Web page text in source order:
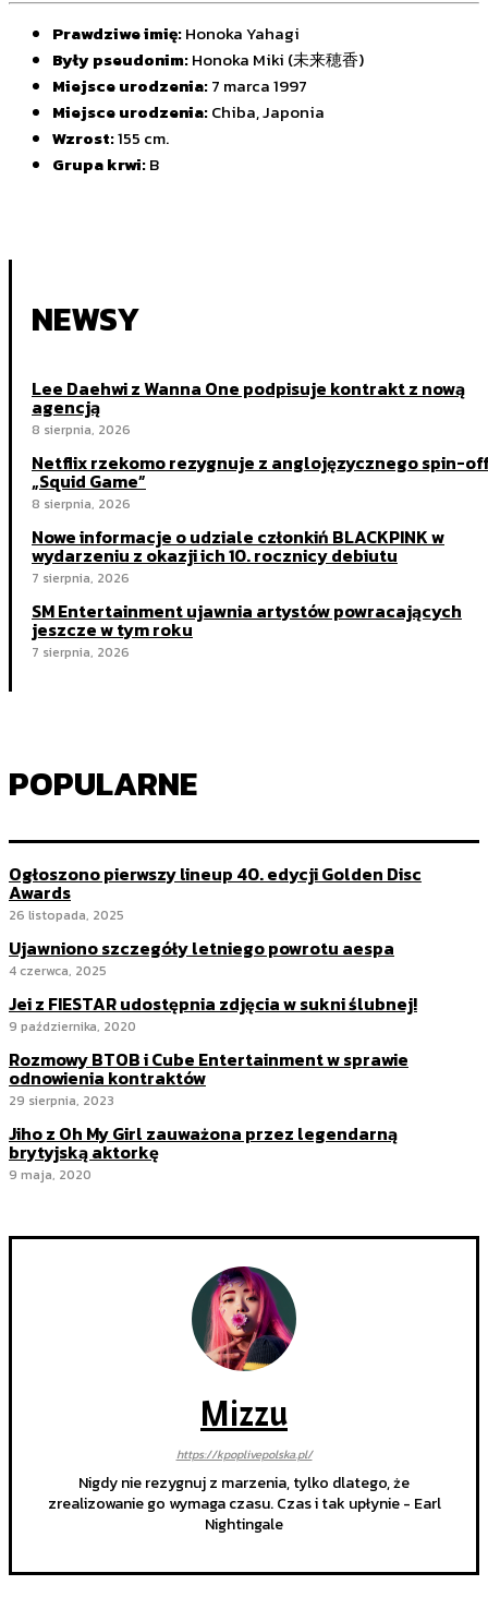
Prawdziwe imię:Honoka Yahagi
Były pseudonim:Honoka Miki (未来穂香)
Miejsce urodzenia:7 marca 1997
Miejsce urodzenia:Chiba, Japonia
Wzrost:155 cm.
Grupa krwi:B
NEWSY
Lee Daehwi z Wanna One podpisuje kontrakt z nową
agencją
8 sierpnia, 2026
Netflix rzekomo rezygnuje z anglojęzycznego spin-
„Squid Game”
8 sierpnia, 2026
Nowe informacje o udziale członkiń BLACKPINK w
wydarzeniu z okazji ich 10. rocznicy debiutu
7 sierpnia, 2026
SM Entertainment ujawnia artystów powracających
jeszcze w tym roku
7 sierpnia, 2026
POPULARNE
Ogłoszono pierwszy lineup 40. edycji Golden Disc
Awards
26 listopada, 2025
Ujawniono szczegóły letniego powrotu aespa
4 czerwca, 2025
Jei z FIESTAR udostępnia zdjęcia w sukni ślubnej!
9 października, 2020
Rozmowy BTOB i Cube Entertainment w sprawie
odnowienia kontraktów
29 sierpnia, 2023
Jiho z Oh My Girl zauważona przez legendarną
brytyjską aktorkę
9 maja, 2020
Mizzu
https://kpoplivepolska.pl/
Nigdy nie rezygnuj z marzenia, tylko dlatego, że
zrealizowanie go wymaga czasu. Czas i tak upłynie - Earl
Nightingale